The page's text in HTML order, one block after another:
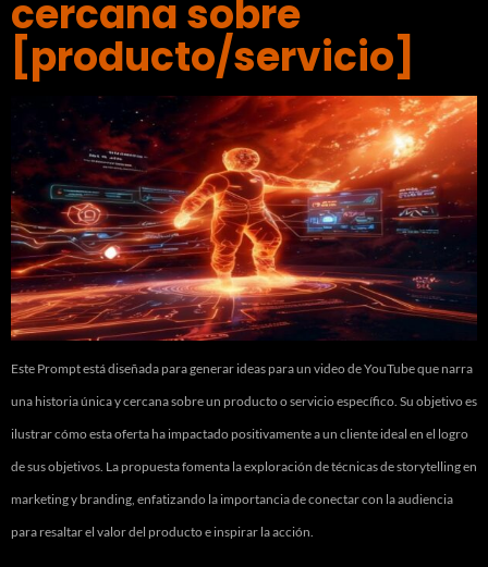
cercana sobre
[producto/servicio]
Este Prompt está diseñada para generar ideas para un video de YouTube que narra
una historia única y cercana sobre un producto o servicio específico. Su objetivo es
ilustrar cómo esta oferta ha impactado positivamente a un cliente ideal en el logro
de sus objetivos. La propuesta fomenta la exploración de técnicas de storytelling en
marketing y branding, enfatizando la importancia de conectar con la audiencia
para resaltar el valor del producto e inspirar la acción.